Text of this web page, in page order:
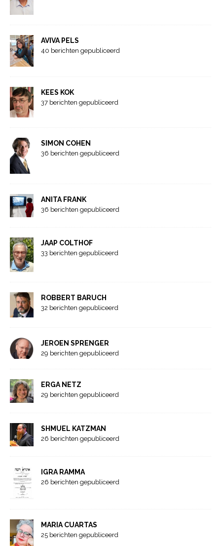
AVIVA PELS
40 berichten gepubliceerd
KEES KOK
37 berichten gepubliceerd
SIMON COHEN
36 berichten gepubliceerd
ANITA FRANK
36 berichten gepubliceerd
JAAP COLTHOF
33 berichten gepubliceerd
ROBBERT BARUCH
32 berichten gepubliceerd
JEROEN SPRENGER
29 berichten gepubliceerd
ERGA NETZ
29 berichten gepubliceerd
SHMUEL KATZMAN
26 berichten gepubliceerd
IGRA RAMMA
26 berichten gepubliceerd
MARIA CUARTAS
25 berichten gepubliceerd